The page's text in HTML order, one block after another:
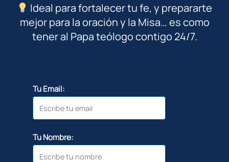
Ideal para fortalecer tu fe, y prepararte
mejor para la oración y la Misa… es como
tener al Papa teólogo contigo 24/7.
Tu Email:
Tu Nombre: